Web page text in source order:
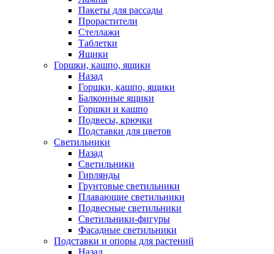
Пакеты для рассады
Прорастители
Стеллажи
Таблетки
Ящики
Горшки, кашпо, ящики
Назад
Горшки, кашпо, ящики
Балконные ящики
Горшки и кашпо
Подвесы, крючки
Подставки для цветов
Светильники
Назад
Светильники
Гирлянды
Грунтовые светильники
Плавающие светильники
Подвесные светильники
Светильники-фигуры
Фасадные светильники
Подставки и опоры для растений
Назад